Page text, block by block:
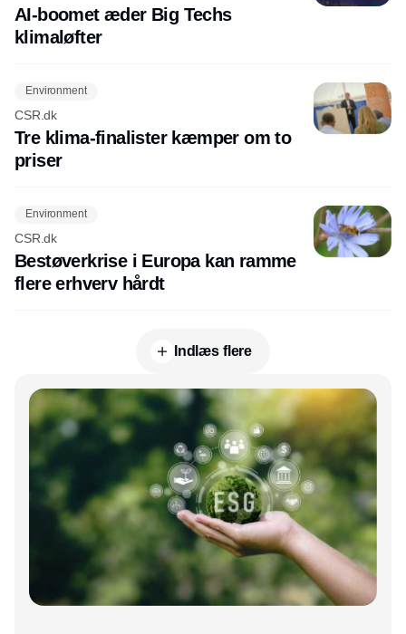
AI-boomet æder Big Techs
klimaløfter
Environment
CSR.dk
Tre klima-finalister kæmper om to
priser
Environment
CSR.dk
Bestøverkrise i Europa kan ramme
flere erhverv hårdt
Indlæs flere
Annonce